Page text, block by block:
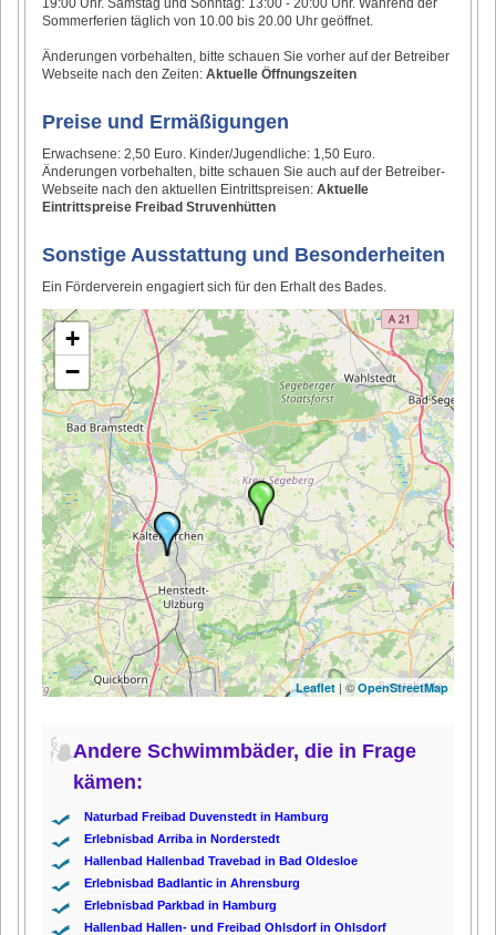
Sommerferien täglich von 10.00 bis 20.00 Uhr geöffnet.
Änderungen vorbehalten, bitte schauen Sie vorher auf der Betreiber
Webseite nach den Zeiten:Aktuelle Öffnungszeiten
Preise und Ermäßigungen
Erwachsene: 2,50 Euro. Kinder/Jugendliche: 1,50 Euro.
Änderungen vorbehalten, bitte schauen Sie auch auf der Betreiber-
Webseite nach den aktuellen Eintrittspreisen:Aktuelle
Eintrittspreise Freibad Struvenhütten
Sonstige Ausstattung und Besonderheiten
Ein Förderverein engagiert sich für den Erhalt des Bades.
+
−
Leaflet| ©OpenStreetMap
Andere Schwimmbäder, die in Frage
kämen:
Naturbad Freibad Duvenstedt in Hamburg
Erlebnisbad Arriba in Norderstedt
Hallenbad Hallenbad Travebad in Bad Oldesloe
Erlebnisbad Badlantic in Ahrensburg
Erlebnisbad Parkbad in Hamburg
Hallenbad Hallen- und Freibad Ohlsdorf in Ohlsdorf